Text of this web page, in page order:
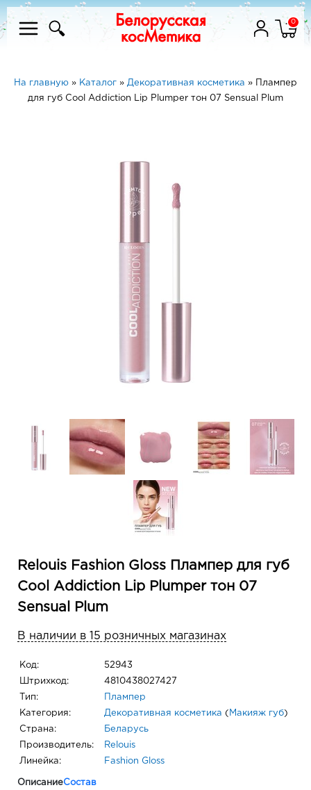
0
На главную » Каталог » Декоративная косметика »
Плампер
для губ Cool Addiction Lip Plumper тон 07 Sensual Plum
Relouis Fashion Gloss Плампер для губ
Cool Addiction Lip Plumper тон 07
Sensual Plum
В наличии в 15 розничных магазинах
Код: 52943
Штрихкод: 4810438027427
Тип: Плампер
Категория: Декоративная косметика ( Макияж губ)
Страна: Беларусь
Производитель: Relouis
Линейка: Fashion Gloss
ОписаниеСостав